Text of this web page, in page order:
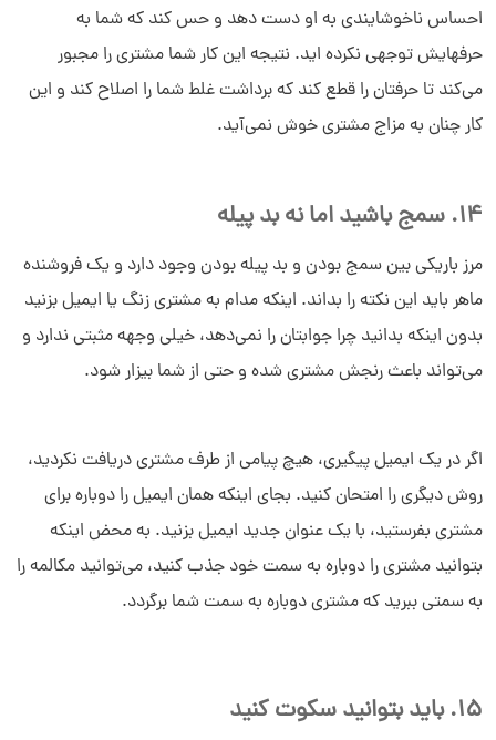
احساس ناخوشایندی به او دست دهد و حس کند که شما به
حرفهایش توجهی نکرده اید. نتیجه این کار شما مشتری را مجبور
می‌کند تا حرفتان را قطع کند که برداشت غلط شما را اصلاح کند و این
کار چنان به مزاج مشتری خوش نمی‌آید.
14. سمج باشید اما نه بد پیله
مرز باریکی بین سمج بودن و بد پیله بودن وجود دارد و یک فروشنده
ماهر باید این نکته را بداند. اینکه مدام به مشتری زنگ یا ایمیل بزنید
بدون اینکه بدانید چرا جوابتان را نمی‌دهد، خیلی وجهه مثبتی ندارد و
می‌تواند باعث رنجش مشتری شده و حتی از شما بیزار شود.
اگر در یک ایمیل پیگیری، هیچ پیامی از طرف مشتری دریافت نکردید،
روش دیگری را امتحان کنید. بجای اینکه همان ایمیل را دوباره برای
مشتری بفرستید، با یک عنوان جدید ایمیل بزنید. به محض اینکه
بتوانید مشتری را دوباره به سمت خود جذب کنید، می‌توانید مکالمه را
به سمتی ببرید که مشتری دوباره به سمت شما برگردد.
15. باید بتوانید سکوت کنید